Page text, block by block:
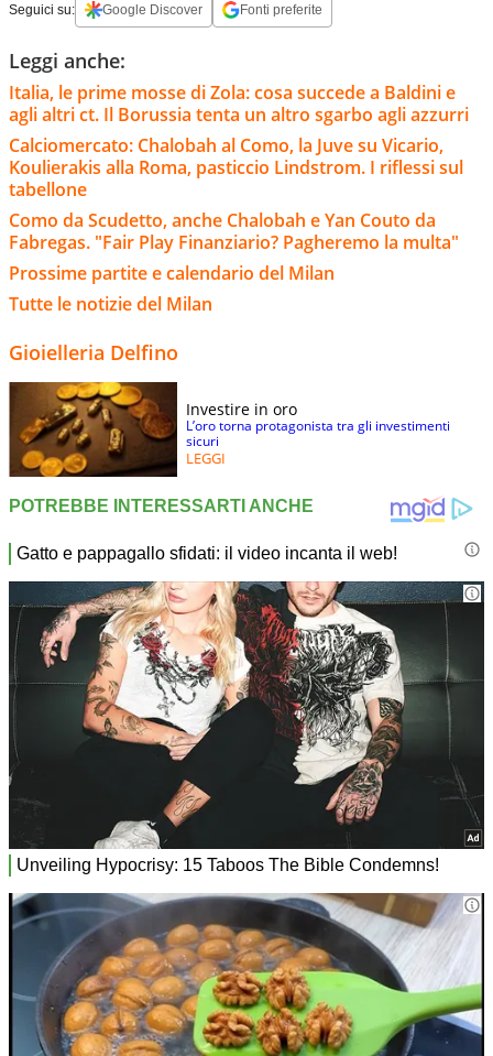
Seguici su: Google Discover Fonti preferite
Leggi anche:
Italia, le prime mosse di Zola: cosa succede a Baldini e
agli altri ct. Il Borussia tenta un altro sgarbo agli azzurri
Calciomercato: Chalobah al Como, la Juve su Vicario,
Koulierakis alla Roma, pasticcio Lindstrom. I riflessi sul
tabellone
Como da Scudetto, anche Chalobah e Yan Couto da
Fabregas. "Fair Play Finanziario? Pagheremo la multa"
Prossime partite e calendario del Milan
Tutte le notizie del Milan
Gioielleria Delfino
Investire in oro
L’oro torna protagonista tra gli investimenti
sicuri
LEGGI